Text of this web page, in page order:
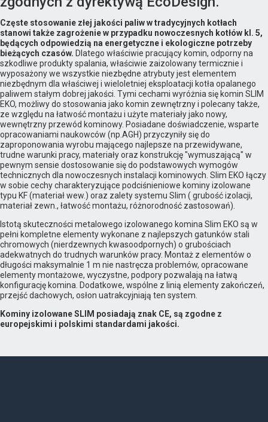
Częste stosowanie złej jakości paliw w tradycyjnych kotłach
stanowi także zagrożenie w przypadku nowoczesnych kotłów kl. 5,
będących odpowiedzią na energetyczne i ekologiczne potrzeby
bieżących czasów. Dlatego właściwie pracujący komin, odporny na
szkodliwe produkty spalania, właściwie zaizolowany termicznie i
wyposażony we wszystkie niezbędne atrybuty jest elementem
niezbędnym dla właściwej i wieloletniej eksploatacji kotła opalanego
paliwem stałym dobrej jakości. Tymi cechami wyróżnia się komin SLIM
EKO, możliwy do stosowania jako komin zewnętrzny i polecany także,
ze względu na łatwość montażu i użyte materiały jako nowy,
wewnętrzny przewód kominowy. Posiadane doświadczenie, wsparte
opracowaniami naukowców (np.AGH) przyczyniły się do
zaproponowania wyrobu mającego najlepsze na przewidywane,
trudne warunki pracy, materiały oraz konstrukcję "wymuszającą" w
pewnym sensie dostosowanie się do podstawowych wymogów
technicznych dla nowoczesnych instalacji kominowych. Slim EKO łączy
w sobie cechy charakteryzujące podciśnieniowe kominy izolowane
typu KF (materiał wew.) oraz zalety systemu Slim ( grubość izolacji,
materiał zewn., łatwość montażu, różnorodność zastosowań).
Istotą skuteczności metalowego izolowanego komina Slim EKO są w
pełni kompletne elementy wykonane z najlepszych gatunków stali
chromowych (nierdzewnych kwasoodpornych) o grubościach
adekwatnych do trudnych warunków pracy. Montaż z elementów o
długości maksymalnie 1 m nie nastręcza problemów, opracowane
elementy montażowe, wyczystne, podpory pozwalają na łatwą
konfigurację komina. Dodatkowe, wspólne z linią elementy zakończeń,
przejść dachowych, osłon uatrakcyjniają ten system.
Kominy izolowane SLIM posiadają znak CE, są zgodne z
europejskimi i polskimi standardami jakości.